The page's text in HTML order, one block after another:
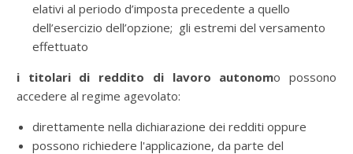
elativi al periodo d’imposta precedente a quello
dell’esercizio dell’opzione; gli estremi del versamento
effettuato
i titolari di reddito di lavoro autonomo possono
accedere al regime agevolato:
direttamente nella dichiarazione dei redditi oppure
possono richiedere l'applicazione, da parte del